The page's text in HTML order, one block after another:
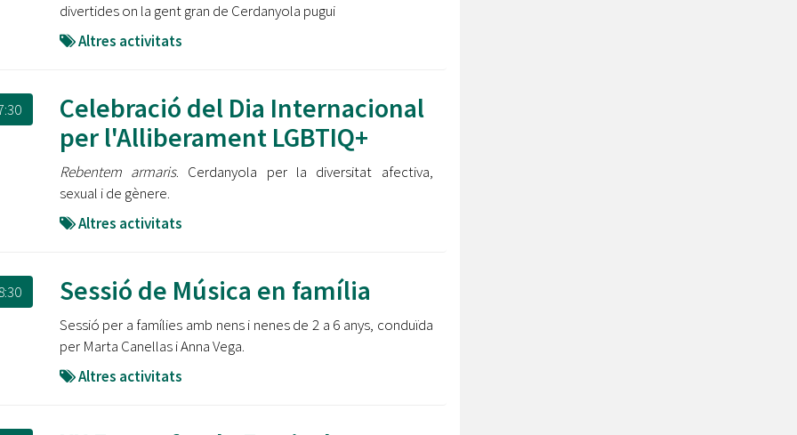
divertides on la gent gran de Cerdanyola pugui
Altres activitats
Celebració del Dia Internacional
per l'Alliberament LGBTIQ+
Rebentem armaris. Cerdanyola per la diversitat afectiva,
sexual i de gènere.
Altres activitats
Sessió de Música en família
Sessió per a famílies amb nens i nenes de 2 a 6 anys, conduïda
per Marta Canellas i Anna Vega.
Altres activitats